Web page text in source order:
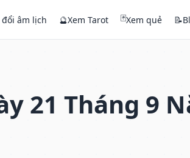
đổi âm lịch 🔮Xem Tarot 🃏Xem quẻ 📝
21 Tháng 9